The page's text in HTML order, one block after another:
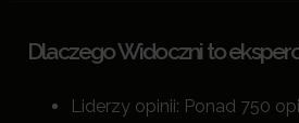
Dlaczego Widoczni to
Liderzy opinii: Ponad 750